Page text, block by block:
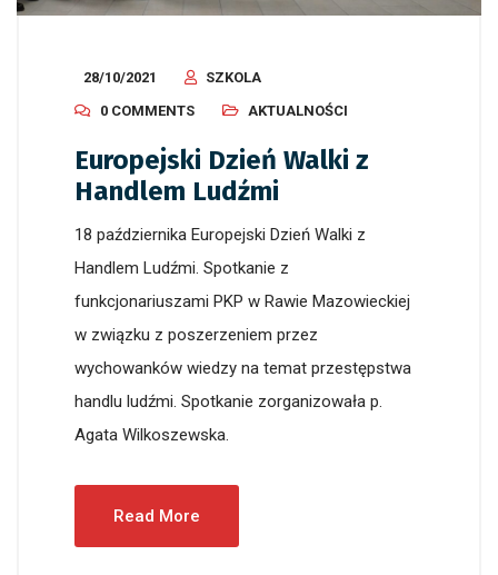
28/10/2021
SZKOLA
0 COMMENTS
AKTUALNOŚCI
Europejski Dzień Walki z
Handlem Ludźmi
18 października Europejski Dzień Walki z
Handlem Ludźmi. Spotkanie z
funkcjonariuszami PKP w Rawie Mazowieckiej
w związku z poszerzeniem przez
wychowanków wiedzy na temat przestępstwa
handlu ludźmi. Spotkanie zorganizowała p.
Agata Wilkoszewska.
Read More